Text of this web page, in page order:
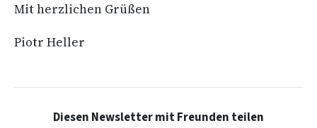
Mit herzlichen Grüßen
Piotr Heller
Diesen Newsletter mit Freunden teilen